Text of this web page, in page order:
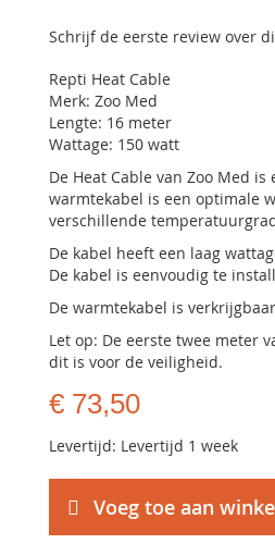
Schrijf de eerste review over
Repti Heat Cable
Merk: Zoo Med
Lengte: 16 meter
Wattage: 150 watt
De Heat Cable van Zoo Med
warmtekabel is een optimale
verschillende
De kabel heeft een laag
De kabel is eenvoudig te
De warmtekabel is
Let op: De eerste twee meter
dit is voor de veiligheid.
€ 73,50
Levertijd: Levertijd 1 week
Voeg toe aan